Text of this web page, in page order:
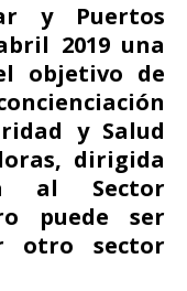
y Puertos
2019 una
objetivo de
y Salud
dirigida
al Sector
puede ser
otro sector